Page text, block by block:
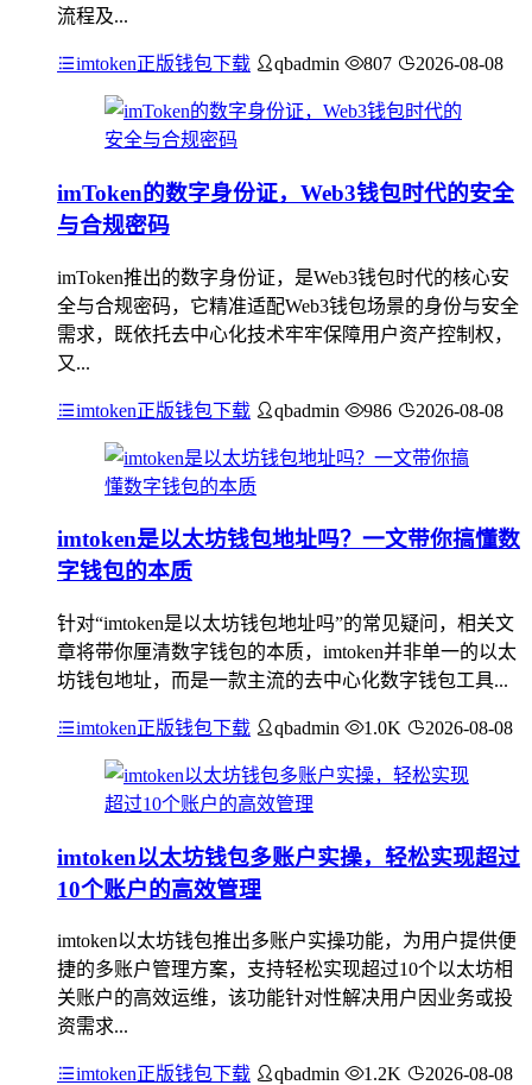
流程及...
imtoken正版钱包下载 qbadmin 807 2026-08-08
imToken的数字身份证，Web3钱包时代的安全
与合规密码
imToken推出的数字身份证，是Web3钱包时代的核心安
全与合规密码，它精准适配Web3钱包场景的身份与安全
需求，既依托去中心化技术牢牢保障用户资产控制权，
又...
imtoken正版钱包下载 qbadmin 986 2026-08-08
imtoken是以太坊钱包地址吗？一文带你搞懂数
字钱包的本质
针对“imtoken是以太坊钱包地址吗”的常见疑问，相关文
章将带你厘清数字钱包的本质，imtoken并非单一的以太
坊钱包地址，而是一款主流的去中心化数字钱包工具...
imtoken正版钱包下载 qbadmin 1.0K 2026-08-08
imtoken以太坊钱包多账户实操，轻松实现超过
10个账户的高效管理
imtoken以太坊钱包推出多账户实操功能，为用户提供便
捷的多账户管理方案，支持轻松实现超过10个以太坊相
关账户的高效运维，该功能针对性解决用户因业务或投
资需求...
imtoken正版钱包下载 qbadmin 1.2K 2026-08-08